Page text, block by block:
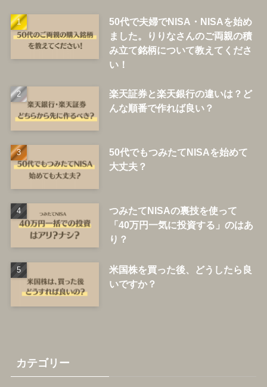
50代で夫婦でNISA・NISAを始め
ました。りりなさんのご両親の積
み立て銘柄について教えてくださ
い！
楽天証券と楽天銀行の違いは？ど
んな順番で作れば良い？
50代でもつみたてNISAを始めて
大丈夫？
つみたてNISAの裏技を使って
「40万円一気に投資する」のはあ
り？
米国株を買った後、どうしたら良
いですか？
カテゴリー